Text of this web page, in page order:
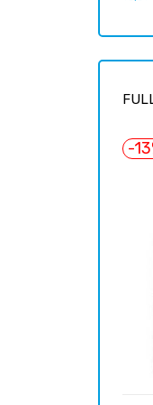
-